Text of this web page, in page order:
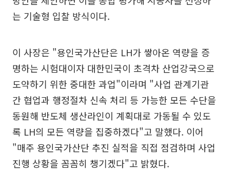
는 기술형 입찰 방식이다.
이 사장은 "용인국가산단은 LH가 쌓아온 역량을 증
명하는 시험대이자 대한민국이 초격차 산업강국으로
도약하기 위한 중대한 과업"이라며 "사업 관계기관
간 협업과 행정절차 신속 처리 등 가능한 모든 수단을
동원해 반도체 생산라인이 계획대로 가동될 수 있도
록 LH의 모든 역량을 집중하겠다"고 말했다. 이어
"매주 용인국가산단 추진 실적을 직접 점검하며 사업
진행 상황을 꼼꼼히 챙기겠다"고 밝혔다.